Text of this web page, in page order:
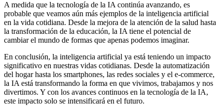
A medida que la tecnología de la IA continúa avanzando, es
probable que veamos aún más ejemplos de la inteligencia artificial
en la vida cotidiana. Desde la mejora de la atención de la salud hasta
la transformación de la educación, la IA tiene el potencial de
cambiar el mundo de formas que apenas podemos imaginar.
En conclusión, la inteligencia artificial ya está teniendo un impacto
significativo en nuestras vidas cotidianas. Desde la automatización
del hogar hasta los smartphones, las redes sociales y el e-commerce,
la IA está transformando la forma en que vivimos, trabajamos y nos
divertimos. Y con los avances continuos en la tecnología de la IA,
este impacto solo se intensificará en el futuro.